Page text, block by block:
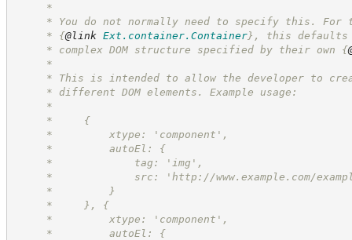
*
* You do not normally need to specify this. For
* {@link Ext.container.Container} , this defaults
* complex DOM structure specified by their own {
*
* This is intended to allow the developer to
* different DOM elements. Example usage:
*
*     {
*         xtype: 'component',
*         autoEl: {
*             tag: 'img',
*             src: ' http://www.example.com/
*         }
*     }, {
*         xtype: 'component',
*         autoEl: {